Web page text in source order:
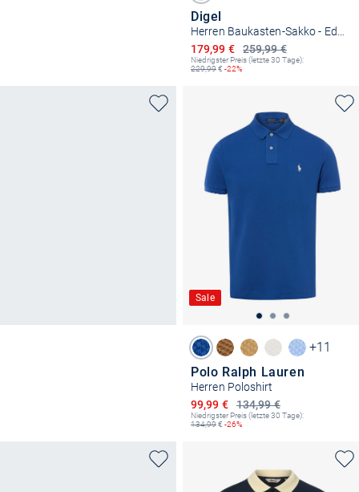
Digel
Herren Baukasten-Sakko - Edward
259,99 €
Ermäßigter Preis
179,99 €
Niedrigster Preis (letzte 30 Tage):
229,99€ -22%
Sale
+11
Polo Ralph Lauren
Herren Poloshirt
134,99 €
Ermäßigter Preis
99,99 €
Niedrigster Preis (letzte 30 Tage):
134,99€ -26%